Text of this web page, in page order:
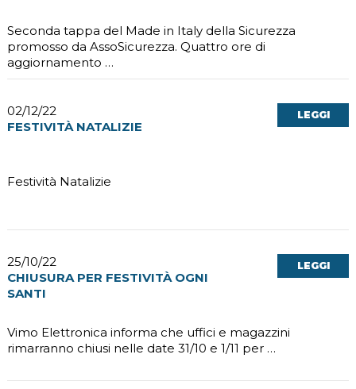
Seconda tappa del Made in Italy della Sicurezza
promosso da AssoSicurezza. Quattro ore di
aggiornamento …
02/12/22
FESTIVITÀ NATALIZIE
Festività Natalizie
LEGGI
25/10/22
CHIUSURA PER FESTIVITÀ OGNI
SANTI
Vimo Elettronica informa che uffici e magazzini
rimarranno chiusi nelle date 31/10 e 1/11 per …
LEGGI